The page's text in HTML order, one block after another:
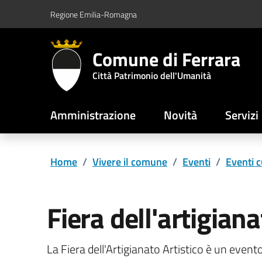
Vai al contenuto principale
Vai al footerRegione Emilia-Romagna
Comune di Ferrara
Città Patrimonio dell'Umanità
Amministrazione Novità Servizi
Home / Vivere il comune / Eventi / Eventi
Fiera
La Fiera dell'Artigianato Artistico è un